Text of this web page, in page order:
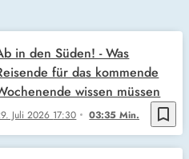
bookmark_border
Juli 2026 17:30 03:35 Min.
in den Süden! - Was
für das kommende
wissen müssen